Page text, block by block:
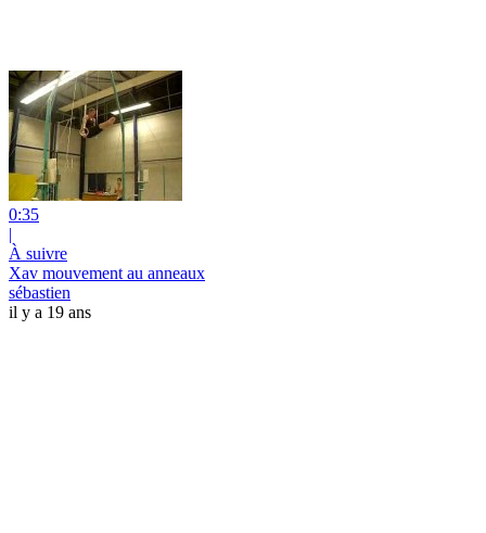
0:35
|
À suivre
Xav mouvement au anneaux
sébastien
il y a 19 ans